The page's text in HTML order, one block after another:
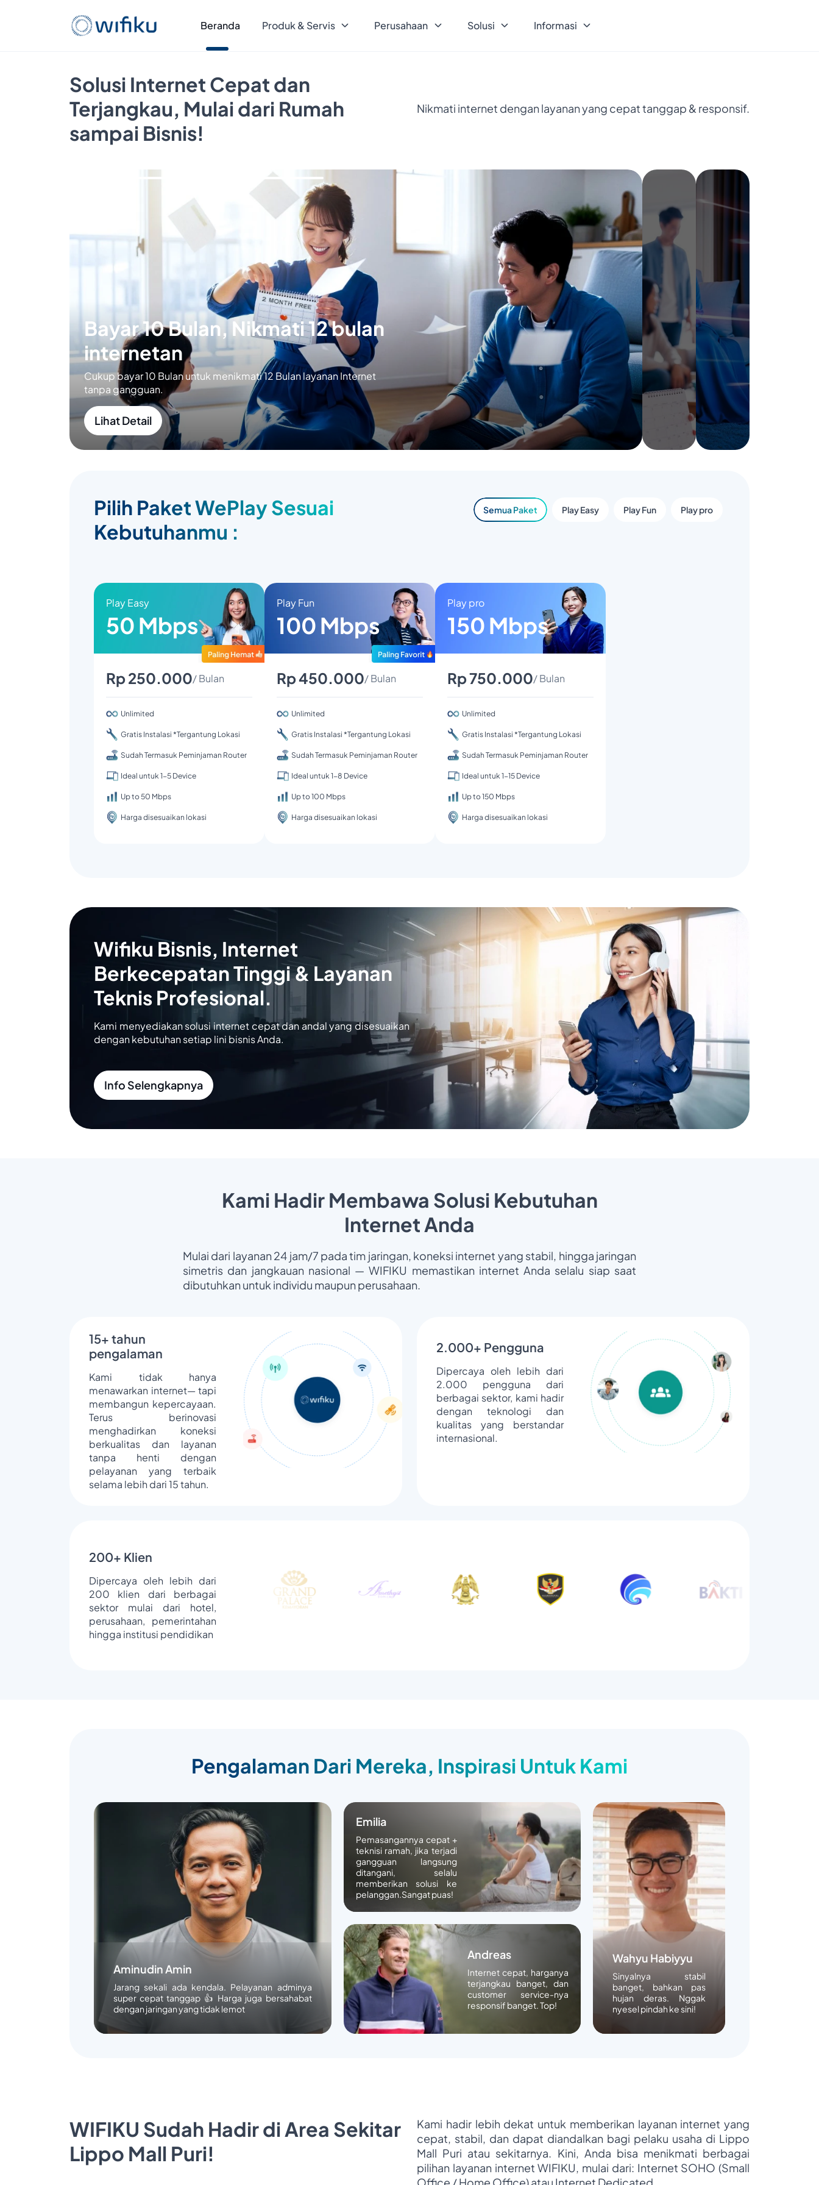
Beranda Produk & Servis Perusahaan Solusi Informasi
Solusi Internet Cepat dan
Terjangkau, Mulai dari Rumah
sampai Bisnis!
Nikmati internet dengan layanan yang cepat tanggap & responsif.
Bayar 10 Bulan, Nikmati 12 bulan
internetan
Cukup bayar 10 Bulan untuk menikmati 12 Bulan layanan Internet
tanpa gangguan.
Lihat Detail
Pilih Paket WePlay Sesuai
Kebutuhanmu :
Semua Paket Play Easy Play Fun Play pro
Play Easy
50 Mbps
Rp 250.000/ Bulan
Unlimited
Gratis Instalasi *Tergantung Lokasi
Sudah Termasuk Peminjaman Router
Ideal untuk 1-5 Device
Up to 50 Mbps
Harga disesuaikan lokasi
Play Fun
100 Mbps
Rp 450.000/ Bulan
Unlimited
Gratis Instalasi *Tergantung Lokasi
Sudah Termasuk Peminjaman Router
Ideal untuk 1-8 Device
Up to 100 Mbps
Harga disesuaikan lokasi
Play pro
150 Mbps
Rp 750.000/ Bulan
Unlimited
Gratis Instalasi *Tergantung Lokasi
Sudah Termasuk Peminjaman Router
Ideal untuk 1-15 Device
Up to 150 Mbps
Harga disesuaikan lokasi
Wifiku Bisnis, Internet
Berkecepatan Tinggi & Layanan
Teknis Profesional.
Kami menyediakan solusi internet cepat dan andal yang disesuaikan
dengan kebutuhan setiap lini bisnis Anda.
Info Selengkapnya
Kami Hadir Membawa Solusi Kebutuhan
Internet Anda
Mulai dari layanan 24 jam/7 pada tim jaringan, koneksi internet yang stabil, hingga jaringan
simetris dan jangkauan nasional — WIFIKU memastikan internet Anda selalu siap saat
dibutuhkan untuk individu maupun perusahaan.
15+ tahun
pengalaman
Kami tidak hanya
menawarkan internet— tapi
membangun kepercayaan.
Terus berinovasi
menghadirkan koneksi
berkualitas dan layanan
tanpa henti dengan
pelayanan yang terbaik
selama lebih dari 15 tahun.
2.000+ Pengguna
Dipercaya oleh lebih dari
2.000 pengguna dari
berbagai sektor, kami hadir
dengan teknologi dan
kualitas yang berstandar
internasional.
200+ Klien
Dipercaya oleh lebih dari
200 klien dari berbagai
sektor mulai dari hotel,
perusahaan, pemerintahan
hingga institusi pendidikan
Pengalaman Dari Mereka, Inspirasi Untuk Kami
Aminudin Amin
Jarang sekali ada kendala. Pelayanan adminya
super cepat tanggap 👍 Harga juga bersahabat
dengan jaringan yang tidak lemot
Emilia
Pemasangannya cepat +
teknisi ramah, jika terjadi
gangguan langsung
ditangani, selalu
memberikan solusi ke
pelanggan.Sangat puas!
Wahyu Habiyyu
Sinyalnya stabil
banget, bahkan pas
hujan deras. Nggak
nyesel pindah ke sini!
Andreas
Internet cepat, harganya
terjangkau banget, dan
customer service-nya
responsif banget. Top!
WIFIKU Sudah Hadir di Area Sekitar
Lippo Mall Puri!
Kami hadir lebih dekat untuk memberikan layanan internet yang
cepat, stabil, dan dapat diandalkan bagi pelaku usaha di Lippo
Mall Puri atau sekitarnya. Kini, Anda bisa menikmati berbagai
pilihan layanan internet WIFIKU, mulai dari: Internet SOHO (Small